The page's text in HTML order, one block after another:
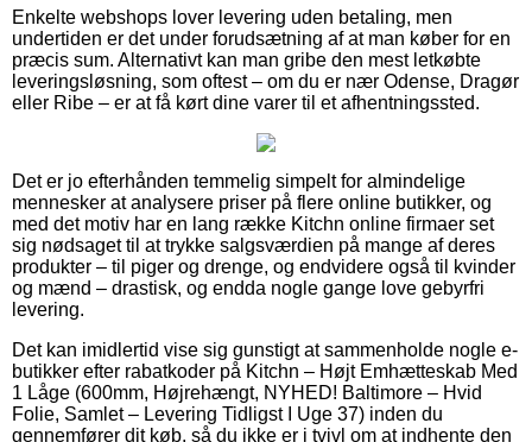
Enkelte webshops lover levering uden betaling, men
undertiden er det under forudsætning af at man køber for en
præcis sum. Alternativt kan man gribe den mest letkøbte
leveringsløsning, som oftest – om du er nær Odense, Dragør
eller Ribe – er at få kørt dine varer til et afhentningssted.
Det er jo efterhånden temmelig simpelt for almindelige
mennesker at analysere priser på flere online butikker, og
med det motiv har en lang række Kitchn online firmaer set
sig nødsaget til at trykke salgsværdien på mange af deres
produkter – til piger og drenge, og endvidere også til kvinder
og mænd – drastisk, og endda nogle gange love gebyrfri
levering.
Det kan imidlertid vise sig gunstigt at sammenholde nogle e-
butikker efter rabatkoder på Kitchn – Højt Emhætteskab Med
1 Låge (600mm, Højrehængt, NYHED! Baltimore – Hvid
Folie, Samlet – Levering Tidligst I Uge 37) inden du
gennemfører dit køb, så du ikke er i tvivl om at indhente den